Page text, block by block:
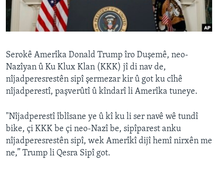
ÇAND Û HUNER
SERNIVÎS
Learning English
FOLLOW US
Zimanên Din
Serokê Amerîka Donald Trump îro Duşemê, neo-
Nazîyan û Ku Klux Klan (KKK) jî di nav de,
nîjadperesrestên sipî şermezar kir û got ku cîhê
nîjadperestî, paşverûtî û kîndarî li Amerîka tuneye.
"Nîjadperestî îblîsane ye û kî ku li ser navê wê tundî
bike, çi KKK be çi neo-Nazî be, sipîparest anku
nîjadperesrestên sipî, wek Amerîkî dijî hemî nirxên me
ne,” Trump li Qesra Sipî got.